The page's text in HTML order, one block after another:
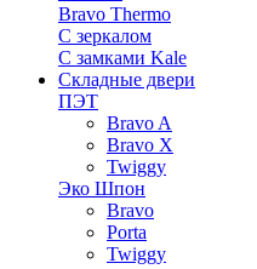
Bravo Thermo
С зеркалом
С замками Kale
Складные двери
ПЭТ
Bravo A
Bravo X
Twiggy
Эко Шпон
Bravo
Porta
Twiggy